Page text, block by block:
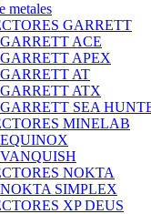
metales
GARRETT
GARRETT ACE
GARRETT APEX
GARRETT AT
GARRETT ATX
GARRETT SEA
MINELAB
EQUINOX
VANQUISH
NOKTA
NOKTA SIMPLEX
XP DEUS